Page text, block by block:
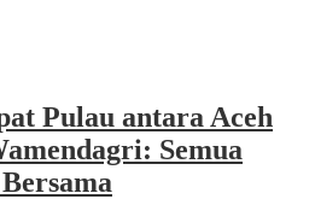
Pulau antara Aceh
Semua